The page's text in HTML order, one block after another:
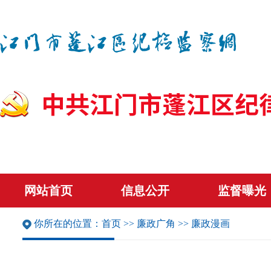
网站首页 信息公开 监督曝光
你所在的位置： 首页 >> 廉政广角 >> 廉政漫画